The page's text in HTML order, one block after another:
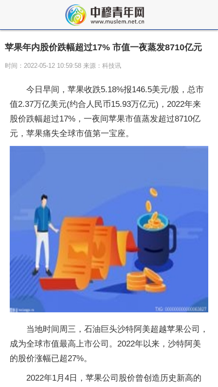
苹果年内股价跌幅超过17% 市值一夜蒸发8710亿元
时间：2022-05-12 10:59:58 来源：科技讯
今日早间，苹果收跌5.18%报146.5美元/股，总市
值2.37万亿美元(约合人民币15.93万亿元)，2022年来
股价跌幅超过17%，一夜间苹果市值蒸发超过8710亿
元，苹果痛失全球市值第一宝座。
当地时间周三，石油巨头沙特阿美超越苹果公司，
成为全球市值最高上市公司。2022年以来，沙特阿美
的股价涨幅已超27%。
2022年1月4日，苹果公司股价曾创造历史新高的